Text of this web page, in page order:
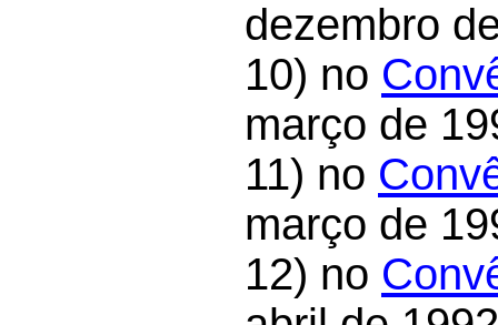
dezembro
10) no
março de
11) no
março de
12) no